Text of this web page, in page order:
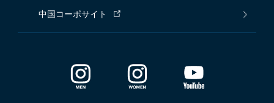
中国コーポサイト